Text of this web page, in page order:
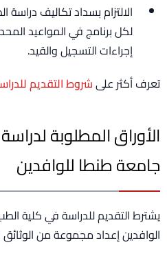
الالتزام بسداد تكاليف
لكل برنامج في المواعيد
إجراءات التسجيل والقيد.
تعرف أكثر علىشروط التقديم
الأوراق المطلوبة
جامعة طنطا للوافدين
يشترط التقديم للدراسة في كلية
الوافدين إعداد مجموعة من